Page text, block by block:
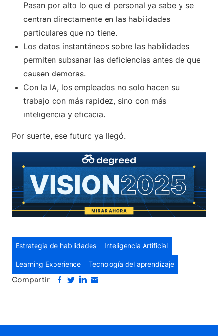
Pasan por alto lo que el personal ya sabe y se
centran directamente en las habilidades
particulares que no tiene.
Los datos instantáneos sobre las habilidades
permiten subsanar las deficiencias antes de que
causen demoras.
Con la IA, los empleados no solo hacen su
trabajo con más rapidez, sino con más
inteligencia y eficacia.
Por suerte, ese futuro ya llegó.
Estrategia de habilidades Inteligencia Artificial
Learning Experience Tecnología del aprendizaje
Compartir